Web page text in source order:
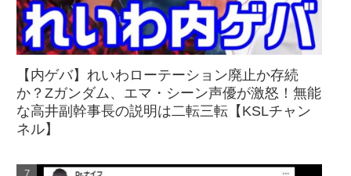
【内ゲバ】れいわローテーション廃止か存続
か？Zガンダム、エマ・シーン声優が激怒！無能
な高井副幹事長の説明は二転三転【KSLチャン
ネル】